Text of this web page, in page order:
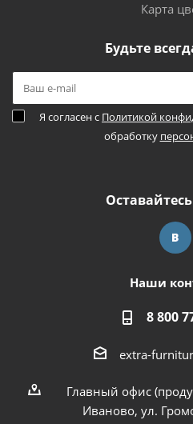
Карта
Будьте
Я согласен с Политикой
обработку
Наши
8 800
extra-
Главный офис
Иваново, ул.